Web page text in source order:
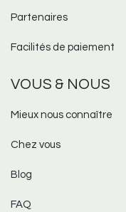
Partenaires
Facilités de paiement
VOUS & NOUS
Mieux nous connaître
Chez vous
Blog
FAQ